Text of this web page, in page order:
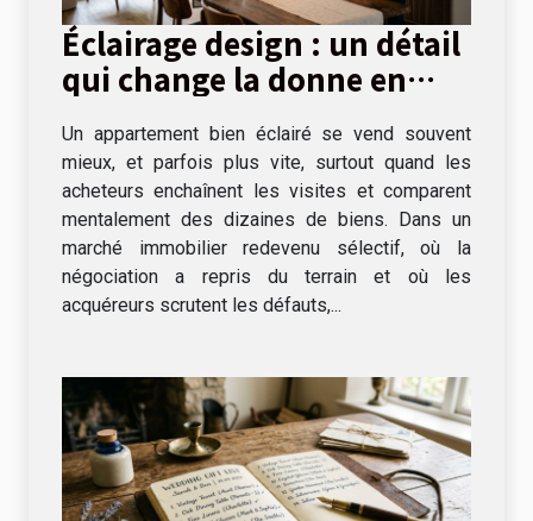
Éclairage design : un détail
qui change la donne en
Un appartement bien éclairé se vend souvent
mieux, et parfois plus vite, surtout quand les
acheteurs enchaînent les visites et comparent
mentalement des dizaines de biens. Dans un
marché immobilier redevenu sélectif, où la
négociation a repris du terrain et où les
acquéreurs scrutent les défauts,...